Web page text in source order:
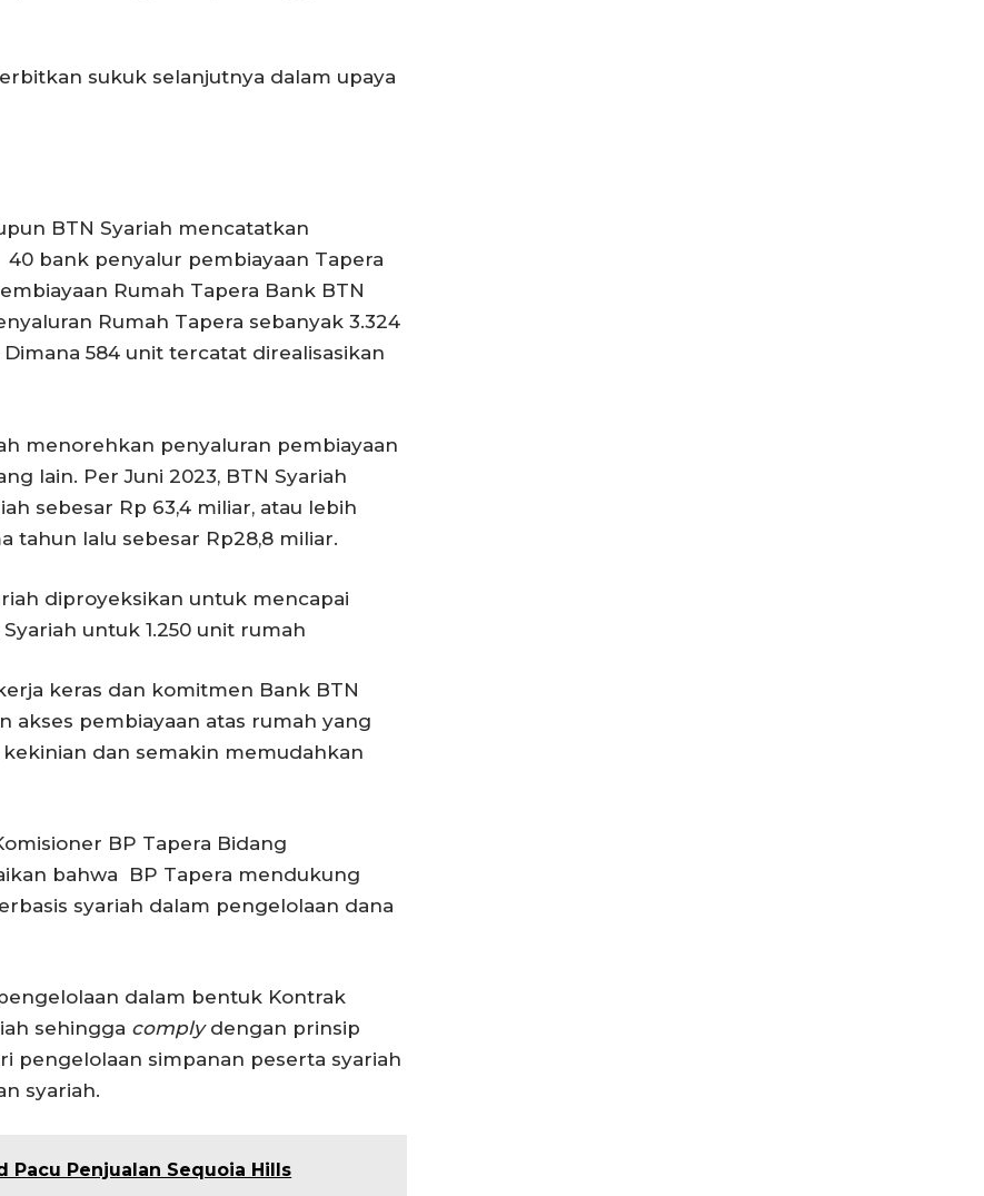
sukuk selanjutnya dalam upaya
BTN Syariah mencatatkan
bank penyalur pembiayaan Tapera
Rumah Tapera Bank BTN
Rumah Tapera sebanyak 3.324
584 unit tercatat direalisasikan
menorehkan penyaluran pembiayaan
lain. Per Juni 2023, BTN Syariah
sebesar Rp 63,4 miliar, atau lebih
tahun lalu sebesar Rp28,8 miliar.
diproyeksikan untuk mencapai
untuk 1.250 unit rumah
keras dan komitmen Bank BTN
akses pembiayaan atas rumah yang
dan semakin memudahkan
BP Tapera Bidang
bahwa BP Tapera mendukung
syariah dalam pengelolaan dana
dalam bentuk Kontrak
sehingga complydengan prinsip
pengelolaan simpanan peserta syariah
syariah.
Pacu Penjualan Sequoia Hills